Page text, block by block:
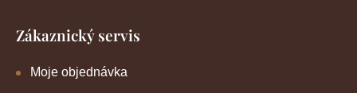
Zákaznický servis
Moje objednávka